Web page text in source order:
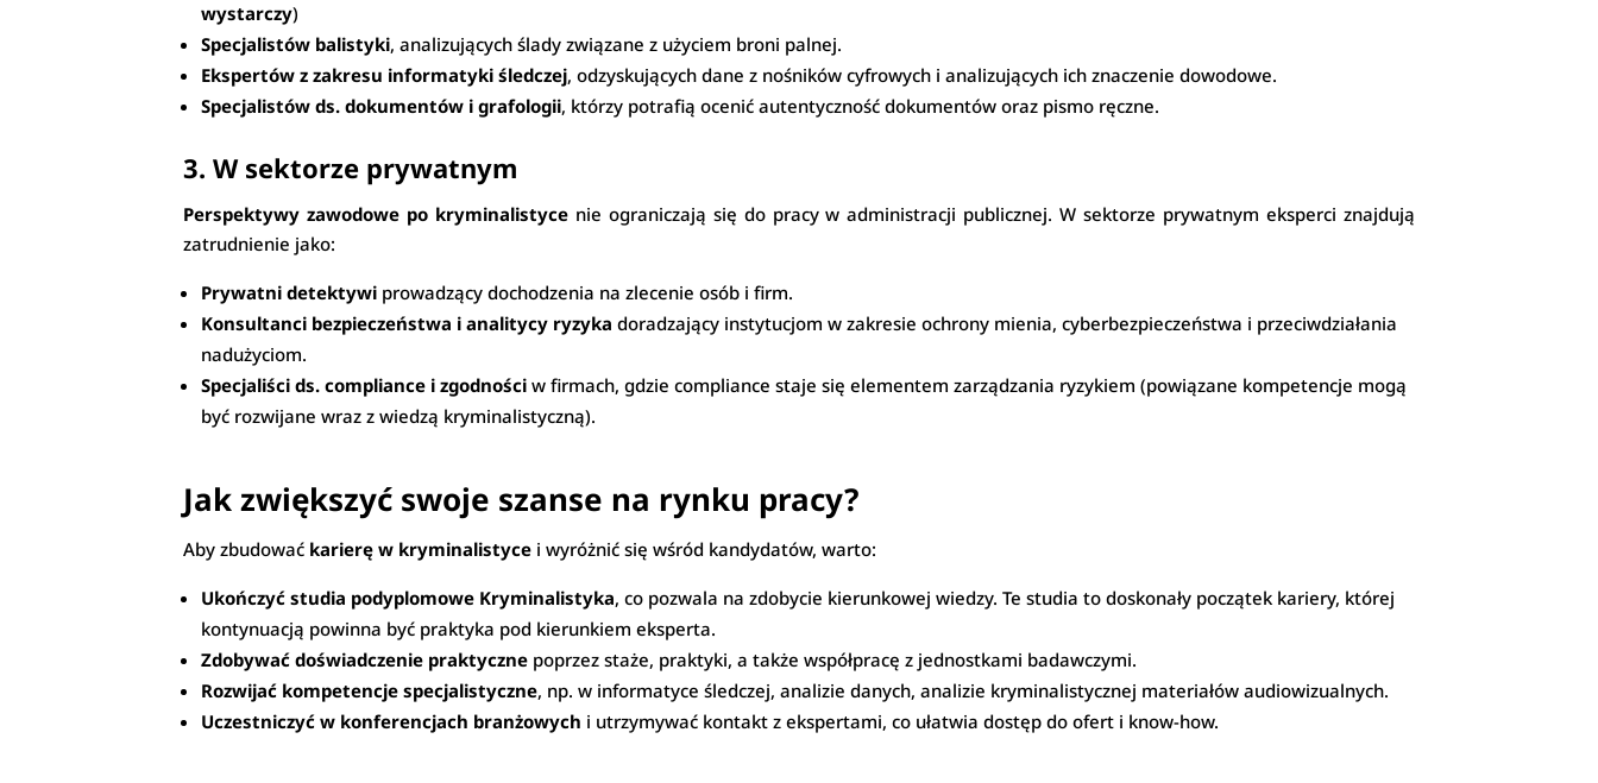
wystarczy)
Specjalistów balistyki, analizujących ślady związane z użyciem broni palnej.
Ekspertów z zakresu informatyki śledczej, odzyskujących dane z nośników cyfrowych i analizujących ich znaczenie dowodowe.
Specjalistów ds. dokumentów i grafologii, którzy potrafią ocenić autentyczność dokumentów oraz pismo ręczne.
3. W sektorze prywatnym
Perspektywy zawodowe po kryminalistyce nie ograniczają się do pracy w administracji publicznej. W sektorze prywatnym eksperci znajdują
zatrudnienie jako:
Prywatni detektywi prowadzący dochodzenia na zlecenie osób i firm.
Konsultanci bezpieczeństwa i analitycy ryzyka doradzający instytucjom w zakresie ochrony mienia, cyberbezpieczeństwa i przeciwdziałania
nadużyciom.
Specjaliści ds. compliance i zgodności w firmach, gdzie compliance staje się elementem zarządzania ryzykiem (powiązane kompetencje mogą
być rozwijane wraz z wiedzą kryminalistyczną).
Jak zwiększyć swoje szanse na rynku pracy?
Aby zbudować karierę w kryminalistyce i wyróżnić się wśród kandydatów, warto:
Ukończyć studia podyplomowe Kryminalistyka, co pozwala na zdobycie kierunkowej wiedzy. Te studia to doskonały początek kariery, której
kontynuacją powinna być praktyka pod kierunkiem eksperta.
Zdobywać doświadczenie praktyczne poprzez staże, praktyki, a także współpracę z jednostkami badawczymi.
Rozwijać kompetencje specjalistyczne, np. w informatyce śledczej, analizie danych, analizie kryminalistycznej materiałów audiowizualnych.
Uczestniczyć w konferencjach branżowych i utrzymywać kontakt z ekspertami, co ułatwia dostęp do ofert i know-how.